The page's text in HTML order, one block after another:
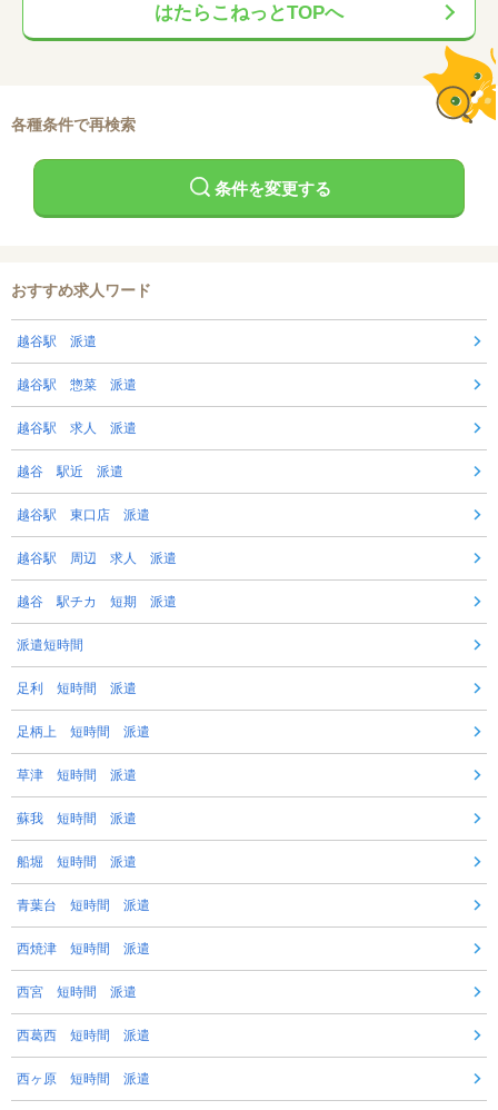
はたらこねっとTOPへ
各種条件で再検索
条件を変更する
おすすめ求人ワード
越谷駅 派遣
越谷駅 惣菜 派遣
越谷駅 求人 派遣
越谷 駅近 派遣
越谷駅 東口店 派遣
越谷駅 周辺 求人 派遣
越谷 駅チカ 短期 派遣
派遣短時間
足利 短時間 派遣
足柄上 短時間 派遣
草津 短時間 派遣
蘇我 短時間 派遣
船堀 短時間 派遣
青葉台 短時間 派遣
西焼津 短時間 派遣
西宮 短時間 派遣
西葛西 短時間 派遣
西ヶ原 短時間 派遣